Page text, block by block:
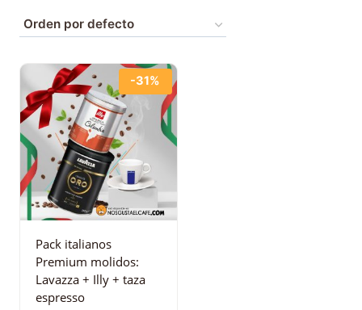
-31%
Pack italianos
Premium molidos:
Lavazza + Illy + taza
espresso